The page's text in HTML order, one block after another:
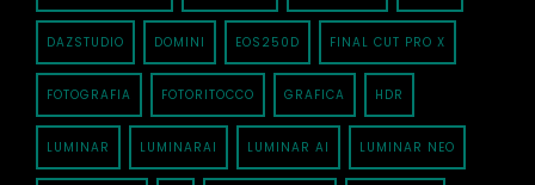
DAZSTUDIO DOMINI EOS250D FINAL CUT PRO X
FOTOGRAFIA FOTORITOCCO GRAFICA HDR
LUMINAR LUMINARAI LUMINAR AI LUMINAR NEO